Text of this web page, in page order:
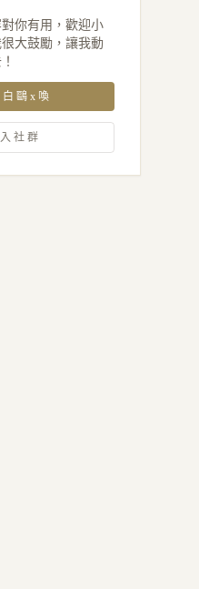
你有用，歡迎小
大鼓勵，讓我動
鷗x喚
社群